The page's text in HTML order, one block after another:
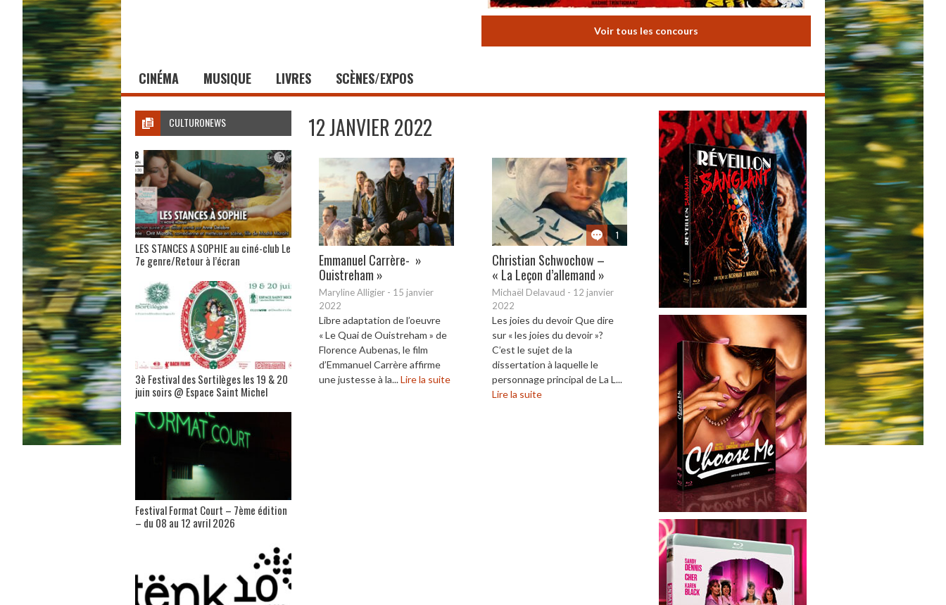
Voir tous les concours
CINÉMA MUSIQUE LIVRES SCÈNES/EXPOS
12 JANVIER 2022
Emmanuel Carrère- »
Ouistreham »
Maryline Alligier - 15 janvier
2022
Libre adaptation de l’oeuvre
« Le Quai de Ouistreham » de
Florence Aubenas, le film
d’Emmanuel Carrère affirme
une justesse à la...Lire la suite
1
Christian Schwochow –
« La Leçon d’allemand »
Michaël Delavaud - 12 janvier
2022
Les joies du devoir Que dire
sur « les joies du devoir »?
C’est le sujet de la
dissertation à laquelle le
personnage principal de La L...
Lire la suite
CULTURONEWS
LES STANCES A SOPHIE au ciné-club Le
7e genre/Retour à l’écran
3è Festival des Sortilèges les 19 & 20
juin soirs @ Espace Saint Michel
Festival Format Court – 7ème édition
– du 08 au 12 avril 2026